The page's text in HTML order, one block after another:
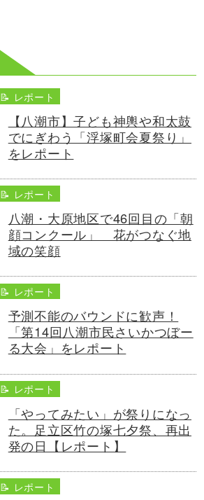
📝 レポート
【八潮市】子ども神輿や和太鼓
でにぎわう「浮塚町会夏祭り」
をレポート
📝 レポート
八潮・大原地区で46回目の「朝
顔コンクール」 花がつなぐ地
域の笑顔
📝 レポート
予測不能のバウンドに歓声！
「第14回八潮市民さいかつぼー
る大会」をレポート
📝 レポート
「やってみたい」が祭りになっ
た。足立区竹の塚七夕祭、再出
発の日【レポート】
📝 レポート